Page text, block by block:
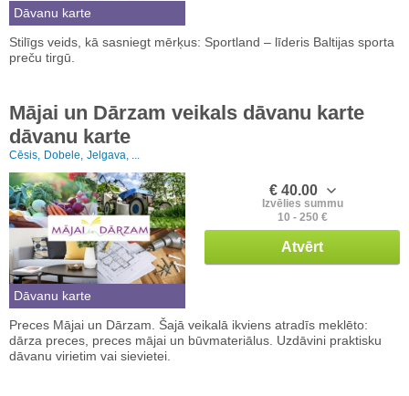
Dāvanu karte
Stilīgs veids, kā sasniegt mērķus: Sportland – līderis Baltijas sporta
preču tirgū.
Mājai un Dārzam veikals dāvanu karte
dāvanu karte
Cēsis, Dobele, Jelgava, ...
Dāvanu karte
€ 40.00
Izvēlies summu
10 - 250 €
Atvērt
Preces Mājai un Dārzam. Šajā veikalā ikviens atradīs meklēto:
dārza preces, preces mājai un būvmateriālus. Uzdāvini praktisku
dāvanu virietim vai sievietei.